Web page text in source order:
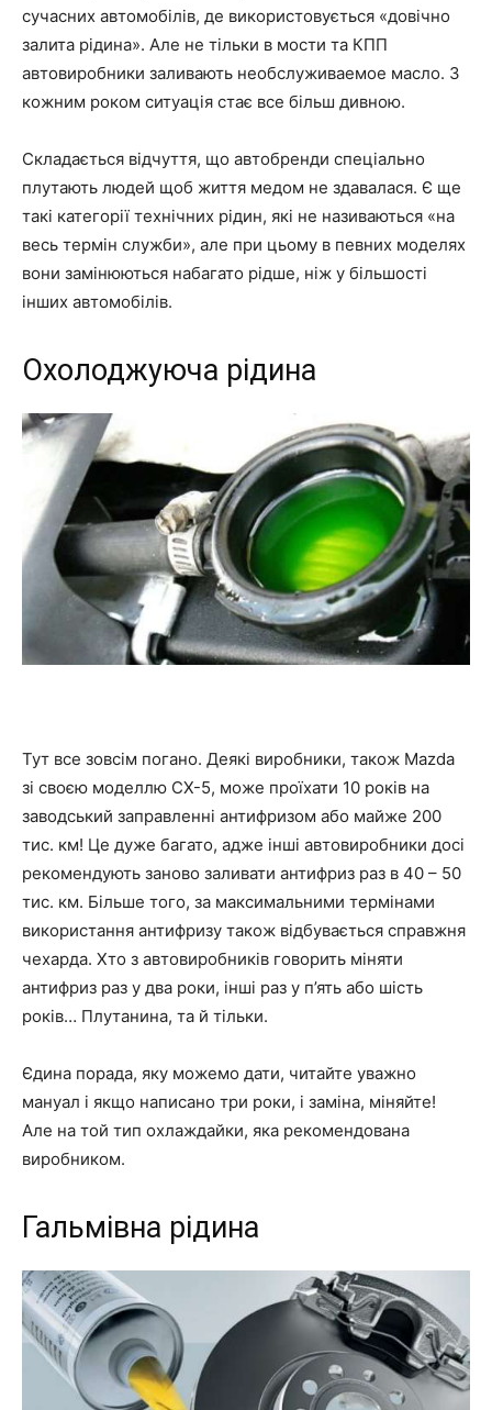
сучасних автомобілів, де використовується «довічно
залита рідина». Але не тільки в мости та КПП
автовиробники заливають необслуживаемое масло. З
кожним роком ситуація стає все більш дивною.
Складається відчуття, що автобренди спеціально
плутають людей щоб життя медом не здавалася. Є ще
такі категорії технічних рідин, які не називаються «на
весь термін служби», але при цьому в певних моделях
вони замінюються набагато рідше, ніж у більшості
інших автомобілів.
Охолоджуюча рідина
Тут все зовсім погано. Деякі виробники, також Mazda
зі своєю моделлю CX-5, може проїхати 10 років на
заводський заправленні антифризом або майже 200
тис. км! Це дуже багато, адже інші автовиробники досі
рекомендують заново заливати антифриз раз в 40 – 50
тис. км. Більше того, за максимальними термінами
використання антифризу також відбувається справжня
чехарда. Хто з автовиробників говорить міняти
антифриз раз у два роки, інші раз у п’ять або шість
років… Плутанина, та й тільки.
Єдина порада, яку можемо дати, читайте уважно
мануал і якщо написано три роки, і заміна, міняйте!
Але на той тип охлаждайки, яка рекомендована
виробником.
Гальмівна рідина